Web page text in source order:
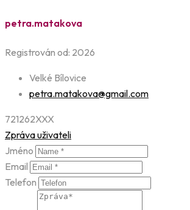
petra.matakova
Registrován od: 2026
Velké Bílovice
petra.matakova@gmail.com
721262XXX
Zpráva uživateli
Jméno
Email
Telefon